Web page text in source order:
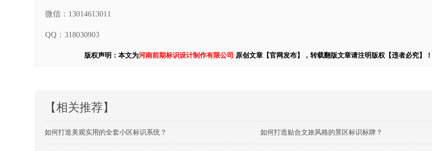
微信：13014613011
QQ：318030903
版权声明：本文为河南前期标识设计制作有限公司 原创文章【官网发布】，转载翻版文章请注明版权【违者必究】！
【相关推荐】
如何打造美观实用的全套小区标识系统？ 如何打造贴合文旅风格的景区标识标牌？